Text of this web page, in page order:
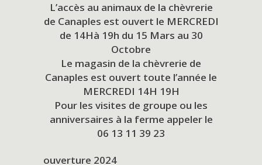
L’accès au animaux de la chèvrerie
de Canaples est ouvert le MERCREDI
de 14Hà 19h du 15 Mars au 30
Octobre
Le magasin de la chèvrerie de
Canaples est ouvert toute l’année le
MERCREDI 14H 19H
Pour les visites de groupe ou les
anniversaires à la ferme appeler le
06 13 11 39 23
ouverture 2024